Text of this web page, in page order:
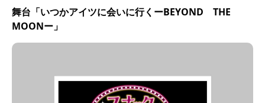
舞台「いつかアイツに会いに行くーBEYOND THE
MOONー」